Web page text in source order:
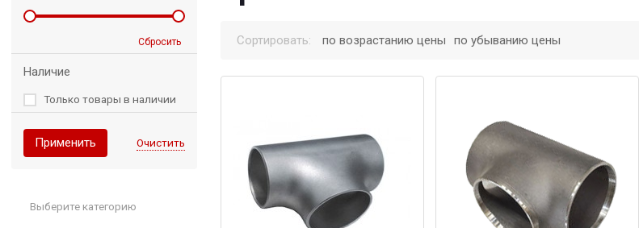
Выберите категорию
Сбросить
Наличие
Только товары в наличии
Применить Очистить
Сортировать: по возрастанию цены по убыванию цены